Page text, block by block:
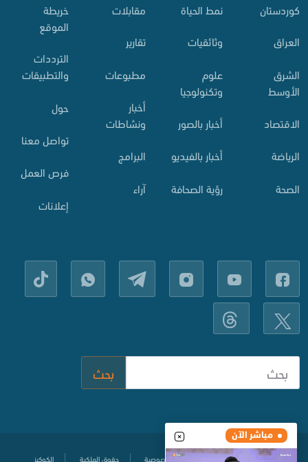
مباشر الآن
کوردستان
العراق
الشرق
الأوسط
الاقتصاد
الرياضة
الصحة
نمط الحياة
وثائقيات
علوم
وتكنولوجيا
أخبار بالصور
أخبار بالفيديو
رؤية الصحافة
مقابلات
تقارير
مطبوعات
أخبار
ونشاطات
البرامج
آراء
خريطة
الموقع
الترددات
والتطبيقات
حول
تواصل معنا
فرص العمل
إعلانات
بحث
مركز المساعدة سياسة حماية الخصوصية حقوق الملكية الكوكيز